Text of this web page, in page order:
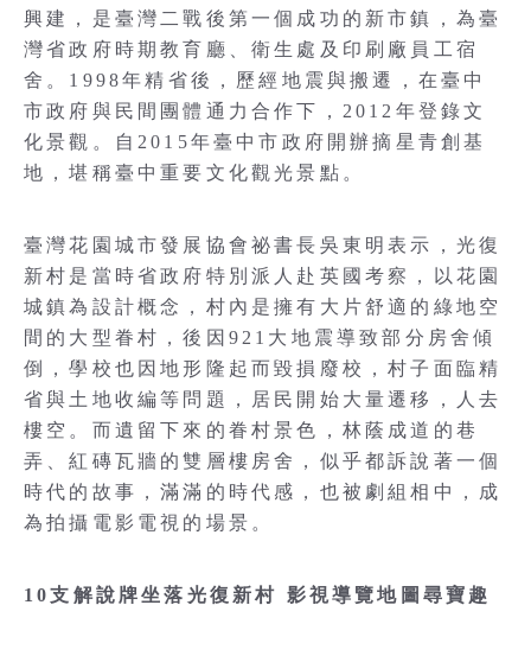
興建，是臺灣二戰後第一個成功的新市鎮，為臺
灣省政府時期教育廳、衛生處及印刷廠員工宿
舍。1998年精省後，歷經地震與搬遷，在臺中
市政府與民間團體通力合作下，2012年登錄文
化景觀。自2015年臺中市政府開辦摘星青創基
地，堪稱臺中重要文化觀光景點。
臺灣花園城市發展協會祕書長吳東明表示，光復
新村是當時省政府特別派人赴英國考察，以花園
城鎮為設計概念，村內是擁有大片舒適的綠地空
間的大型眷村，後因921大地震導致部分房舍傾
倒，學校也因地形隆起而毀損廢校，村子面臨精
省與土地收編等問題，居民開始大量遷移，人去
樓空。而遺留下來的眷村景色，林蔭成道的巷
弄、紅磚瓦牆的雙層樓房舍，似乎都訴說著一個
時代的故事，滿滿的時代感，也被劇組相中，成
為拍攝電影電視的場景。
10支解說牌坐落光復新村 影視導覽地圖尋寶趣